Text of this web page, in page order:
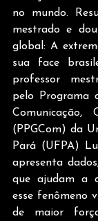
no mundo.
mestrado e
global: A
sua face
professor
pelo Programa
Comunicação,
(PPGCom) da
Pará (UFPA)
apresenta
que ajudam a
esse fenômeno
de maior